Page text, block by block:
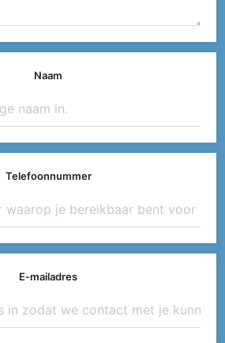
Naam
Telefoonnummer
E-mailadres